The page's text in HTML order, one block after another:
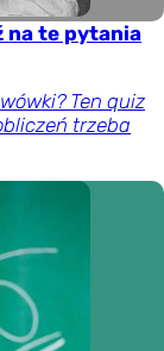
na te pytania
Ten quiz
trzeba